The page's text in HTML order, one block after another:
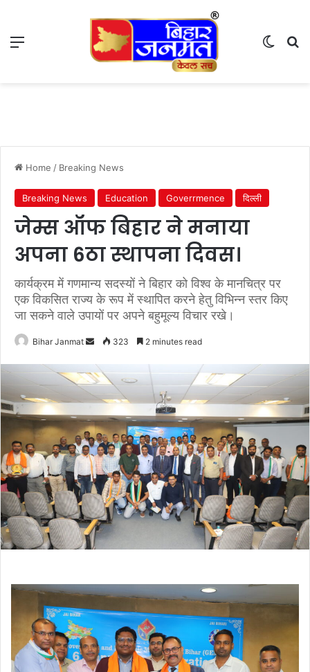
Home / Breaking News
Breaking News Education Goverrmence दिल्ली
जेम्स ऑफ बिहार ने मनाया
अपना 6ठा स्थापना दिवस।
कार्यक्रम में गणमान्य सदस्यों ने बिहार को विश्व के मानचित्र पर
एक विकसित राज्य के रूप में स्थापित करने हेतु विभिन्न स्तर किए
जा सकने वाले उपायों पर अपने बहुमूल्य विचार रखे।
Bihar Janmat
n
n
e
m
a
i
l
323 2 minutes read